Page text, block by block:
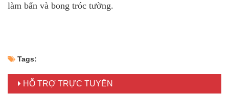
làm bẩn và bong tróc tường.
Tags:
HỖ TRỢ TRỰC TUYẾN